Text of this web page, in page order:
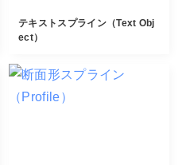
テキストスプライン（Text Obj
ect）